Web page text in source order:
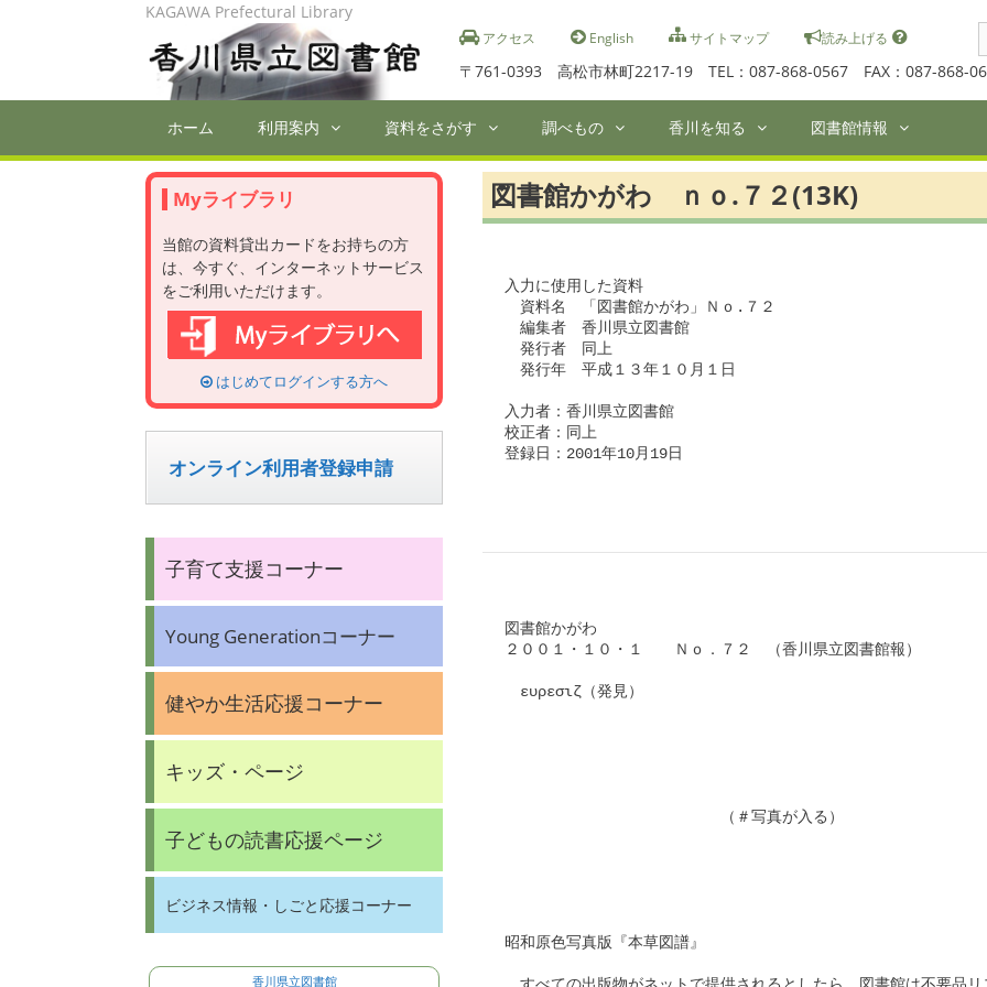
アクセス English サイトマップ 読み上げる
〒761-0393 高松市林町2217-19 TEL：087-868-0567 FAX：087-868-
KAGAWA Prefectural Library
ホーム 利用案内 資料をさがす 調べもの 香川を知る 図書館情報
図書館かがわ ｎｏ.７２(13K)
入力に使用した資料
資料名　「図書館かがわ」Ｎｏ.７２
編集者　香川県立図書館
発行者　同上
発行年　平成１３年１０月１日
入力者：香川県立図書館
校正者：同上
登録日：2001年10月19日
図書館かがわ
２００１・１０・１　　Ｎｏ．７２　（香川県立図書館報）
ευρεσιζ（発見）
（＃写真が入る）
昭和原色写真版『本草図譜』
Myライブラリ
当館の資料貸出カードをお持ちの方
は、今すぐ、インターネットサービス
をご利用いただけます。
はじめてログインする方へ
オンライン利用者登録申請
子育て支援コーナー
Young Generationコーナー
健やか生活応援コーナー
キッズ・ページ
子どもの読書応援ページ
ビジネス情報・しごと応援コーナー
香川県立図書館